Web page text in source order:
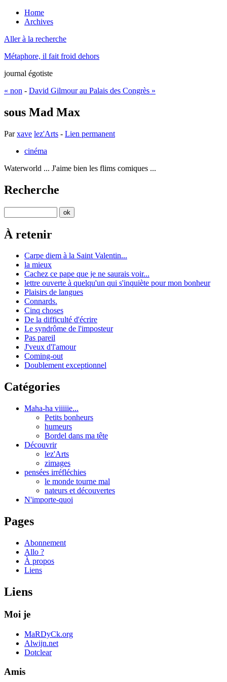
Home
Archives
Aller à la recherche
Métaphore, il fait froid dehors
journal égotiste
« non - David Gilmour au Palais des Congrès »
sous Mad Max
Parxave lez'Arts - Lien permanent
cinéma
Waterworld ... J'aime bien les flims comiques ...
Recherche
À retenir
Carpe diem à la Saint Valentin...
la mieux
Cachez ce pape que je ne saurais voir...
lettre ouverte à quelqu'un qui s'inquiète pour mon bonheur
Plaisirs de langues
Connards.
Cinq choses
De la difficulté d'écrire
Le syndrôme de l'imposteur
Pas pareil
J'veux d'l'amour
Coming-out
Doublement exceptionnel
Catégories
Maha-ha viiiiie...
Petits bonheurs
humeurs
Bordel dans ma tête
Découvrir
lez'Arts
zimages
pensées irréfléchies
le monde tourne mal
nateurs et découvertes
N'importe-quoi
Pages
Abonnement
Allo ?
À propos
Liens
Liens
Moi je
MaRDyCk.org
Alwijn.net
Dotclear
Amis